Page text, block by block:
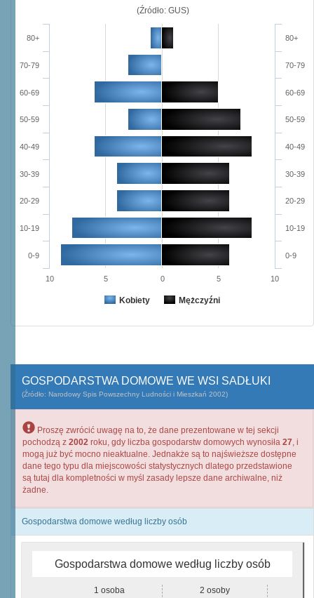
(Źródło: GUS)
Kobiety Mężczyźni
0-9
10-19
20-29
30-39
40-49
50-59
60-69
70-79
80+
0-9
10-19
20-29
30-39
40-49
50-59
60-69
70-79
80+
10 0 10
5 5
GOSPODARSTWA DOMOWE WE WSI SADŁUKI
(Źródło: Narodowy Spis Powszechny Ludności i Mieszkań 2002)
Proszę zwrócić uwagę na to, że dane prezentowane w tej sekcji
pochodzą z 2002 roku, gdy liczba gospodarstw domowych wynosiła 27, i
mogą już być mocno nieaktualne. Jednakże są to najświeższe dostępne
dane tego typu dla miejscowości statystycznych dlatego przedstawione
są tutaj dla kompletności w myśl zasady lepsze dane archiwalne, niż
żadne.
Gospodarstwa domowe według liczby osób
Gospodarstwa domowe według liczby osób
1 osoba 2 osoby